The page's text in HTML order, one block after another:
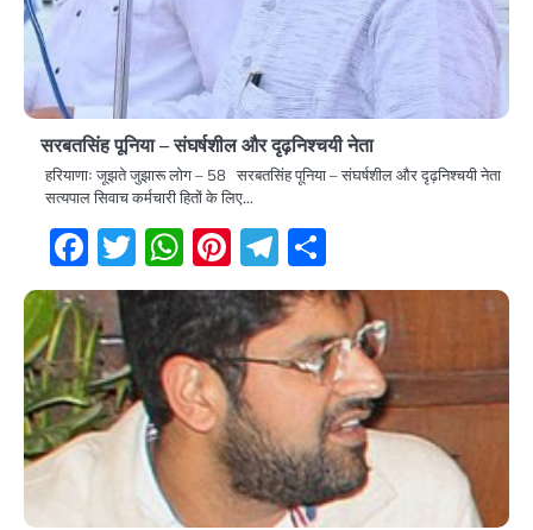
सरबतसिंह पूनिया – संघर्षशील और दृढ़निश्चयी नेता
हरियाणाः जूझते जुझारू लोग – 58 सरबतसिंह पूनिया – संघर्षशील और दृढ़निश्चयी नेता
सत्यपाल सिवाच कर्मचारी हितों के लिए…
Facebook
Twitter
WhatsApp
Pinterest
Telegram